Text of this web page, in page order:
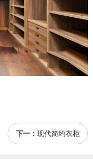
下一： 现代简约衣柜